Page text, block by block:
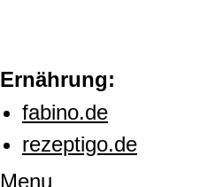
Ernährung:
fabino.de
rezeptigo.de
Menu